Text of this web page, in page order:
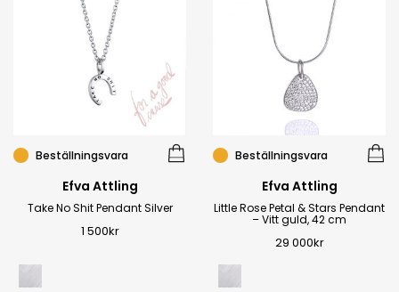
Beställningsvara
Efva Attling
Take No Shit Pendant Silver
1 500kr
Beställningsvara
Efva Attling
Little Rose Petal & Stars Pendant
– Vitt guld, 42 cm
29 000kr